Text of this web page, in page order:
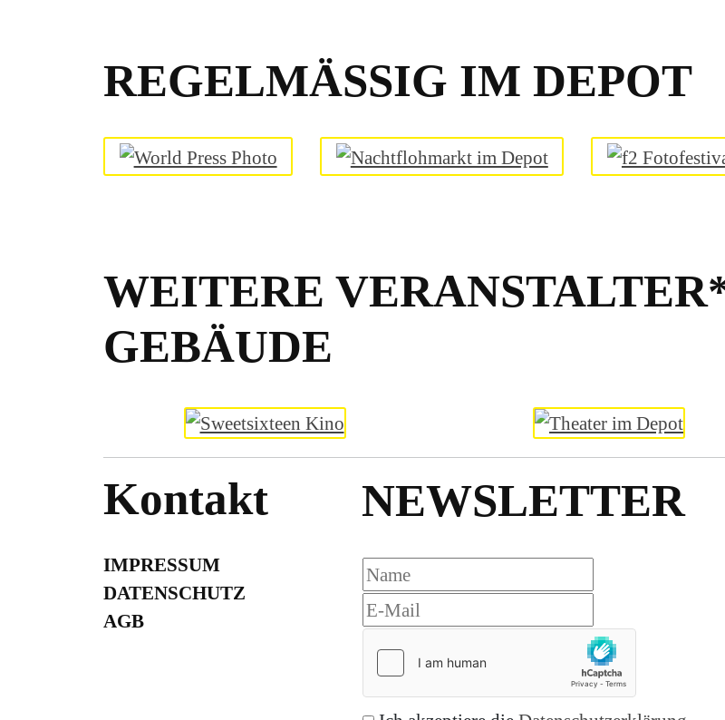
REGELMÄSSIG IM DEPOT
WEITERE
GEBÄUDE
Kontakt
IMPRESSUM
DATENSCHUTZ
AGB
NEWSLETTER